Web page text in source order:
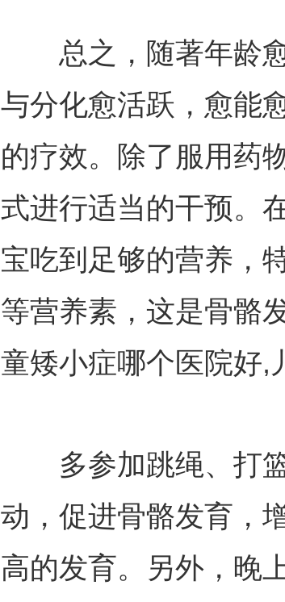
总之，随著年龄愈
与分化愈活跃，愈能
的疗效。除了服用药
式进行适当的干预。
宝吃到足够的营养，
等营养素，这是骨骼
童矮小症哪个医院好,
多参加跳绳、打篮
动，促进骨骼发育，
高的发育。另外，晚